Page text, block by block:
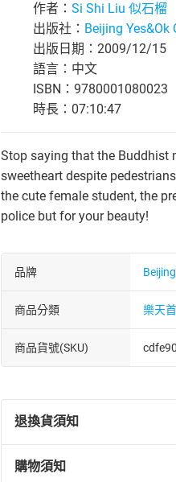
作者： Si Shi Liu 似石榴
出版社： Beijing
出版日期：2009/12/15
語言：中文
ISBN：9780001080023
時長：07:10:47
Stop saying that the Buddhist
sweetheart despite
the cute female student, the
police but for your beauty!
品牌
商品分類 樂天
商品貨號(SKU)
退換貨須知
退換貨規定：
購物須知